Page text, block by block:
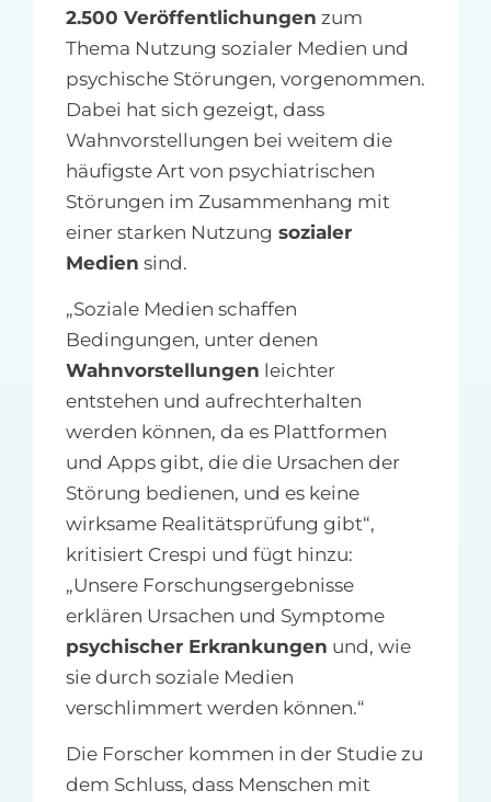
2.500 Veröffentlichungen zum
Thema Nutzung sozialer Medien und
psychische Störungen, vorgenommen.
Dabei hat sich gezeigt, dass
Wahnvorstellungen bei weitem die
häufigste Art von psychiatrischen
Störungen im Zusammenhang mit
einer starken Nutzung sozialer
Medien sind.
„Soziale Medien schaffen
Bedingungen, unter denen
Wahnvorstellungen leichter
entstehen und aufrechterhalten
werden können, da es Plattformen
und Apps gibt, die die Ursachen der
Störung bedienen, und es keine
wirksame Realitätsprüfung gibt“,
kritisiert Crespi und fügt hinzu:
„Unsere Forschungsergebnisse
erklären Ursachen und Symptome
psychischer Erkrankungen und, wie
sie durch soziale Medien
verschlimmert werden können.“
Die Forscher kommen in der Studie zu
dem Schluss, dass Menschen mit